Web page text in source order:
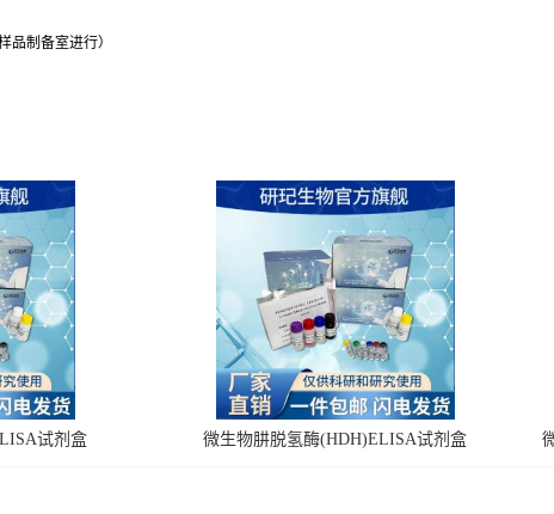
品制备室进行）
试剂盒 微生物肼脱氢酶(HDH)ELISA试剂盒